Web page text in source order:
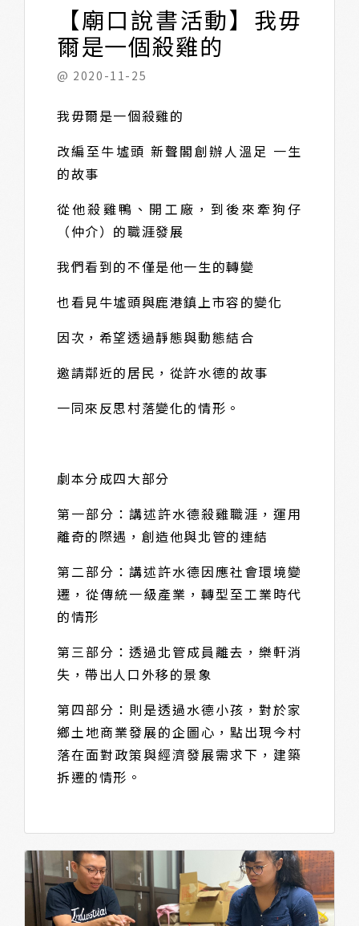
【廟口說書活動】我毋
爾是一個殺雞的
@ 2020-11-25
我毋爾是一個殺雞的
改編至牛墟頭 新聲閣創辦人溫足 一生
的故事
從他殺雞鴨、開工廠，到後來牽狗仔
（仲介）的職涯發展
我們看到的不僅是他一生的轉變
也看見牛墟頭與鹿港鎮上市容的變化
因次，希望透過靜態與動態結合
邀請鄰近的居民，從許水德的故事
一同來反思村落變化的情形。
劇本分成四大部分
第一部分：講述許水德殺雞職涯，運用
離奇的際遇，創造他與北管的連結
第二部分：講述許水德因應社會環境變
遷，從傳統一級產業，轉型至工業時代
的情形
第三部分：透過北管成員離去，樂軒消
失，帶出人口外移的景象
第四部分：則是透過水德小孩，對於家
鄉土地商業發展的企圖心，點出現今村
落在面對政策與經濟發展需求下，建築
拆遷的情形。